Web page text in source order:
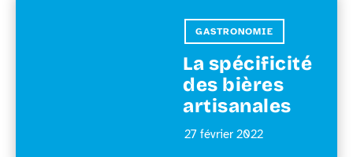
GASTRONOMIE
La spécificité
des bières
artisanales
27 février 2022